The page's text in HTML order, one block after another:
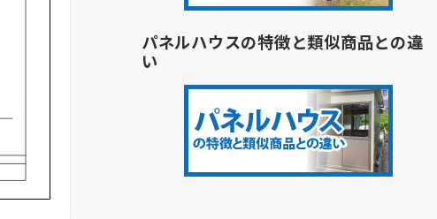
パネルハウスの特徴と類似商品との違
い